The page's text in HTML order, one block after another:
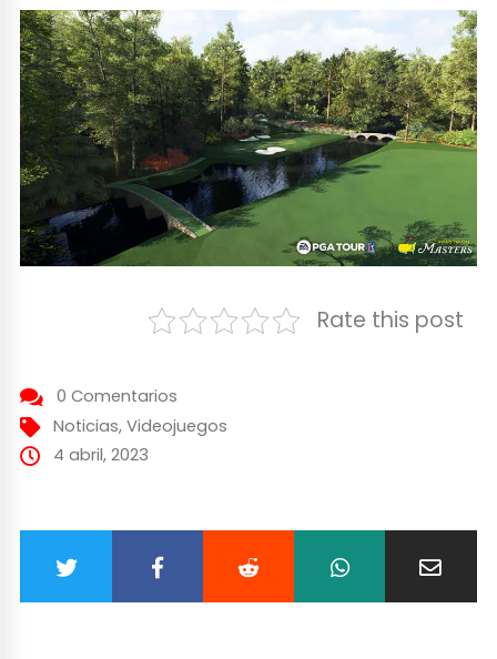
Rate this post
0 Comentarios
Noticias, Videojuegos
4 abril, 2023